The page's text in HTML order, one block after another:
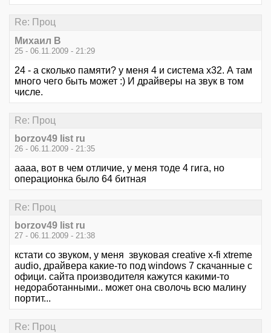
Re: Проц
Михаил В
25 - 06.11.2009 - 21:29
24 - а сколько памяти? у меня 4 и система x32. А там
много чего быть может :) И драйверы на звук в том
числе.
Re: Проц
borzov49 list ru
26 - 06.11.2009 - 21:35
аааа, вот в чем отличие, у меня тоде 4 гига, но
операционка было 64 битная
Re: Проц
borzov49 list ru
27 - 06.11.2009 - 21:38
кстати со звуком, у меня звуковая creative x-fi xtreme
audio, драйвера какие-то под windows 7 скачанные с
офици. сайта производителя кажутся какими-то
недоработанными.. может она сволочь всю малину
портит...
Re: Проц